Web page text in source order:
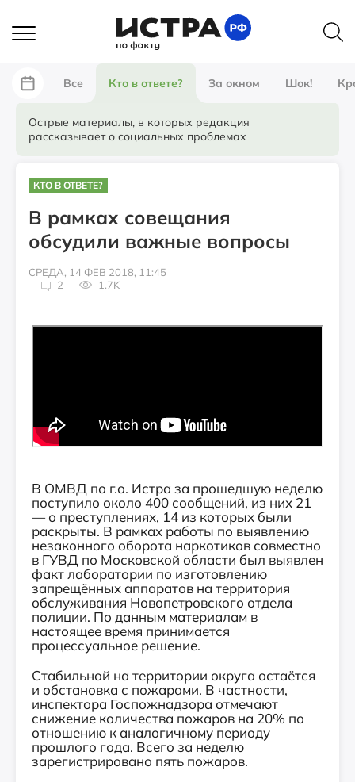
Все Кто в ответе? За окном Шок!
Острые материалы, в которых редакция
рассказывает о социальных проблемах
КТО В ОТВЕТЕ?
В рамках совещания
обсудили важные вопросы
СРЕДА, 14 ФЕВ 2018, 11:45
2
1.7K
В ОМВД по г.о. Истра за прошедшую неделю
поступило около 400 сообщений, из них 21
— о преступлениях, 14 из которых были
раскрыты. В рамках работы по выявлению
незаконного оборота наркотиков совместно
в ГУВД по Московской области был выявлен
факт лаборатории по изготовлению
запрещённых аппаратов на территория
обслуживания Новопетровского отдела
полиции. По данным материалам в
настоящее время принимается
процессуальное решение.
Стабильной на территории округа остаётся
и обстановка с пожарами. В частности,
инспектора Госпожнадзора отмечают
снижение количества пожаров на 20% по
отношению к аналогичному периоду
прошлого года. Всего за неделю
зарегистрировано пять пожаров.